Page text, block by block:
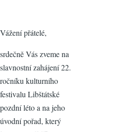
Vážení přátelé,
srdečně Vás zveme na
slavnostní zahájení 22.
ročníku kulturního
festivalu Libštátské
pozdní léto a na jeho
úvodní pořad, který